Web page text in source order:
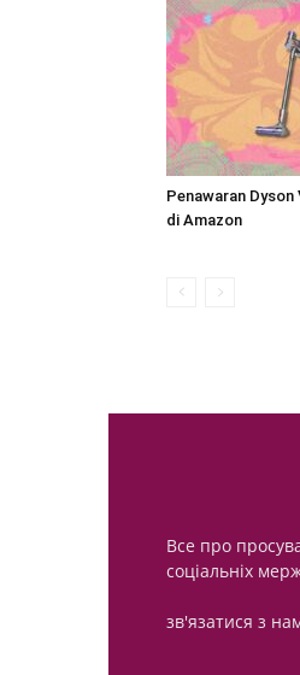
Penawaran Dyson
di Amazon
Все про
соціальніх
зв'язатися з